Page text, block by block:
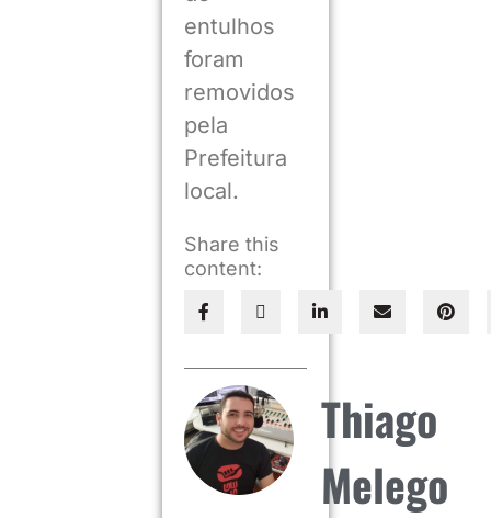
entulhos
foram
removidos
pela
Prefeitura
local.
Share this
content:
Thiago
Melego